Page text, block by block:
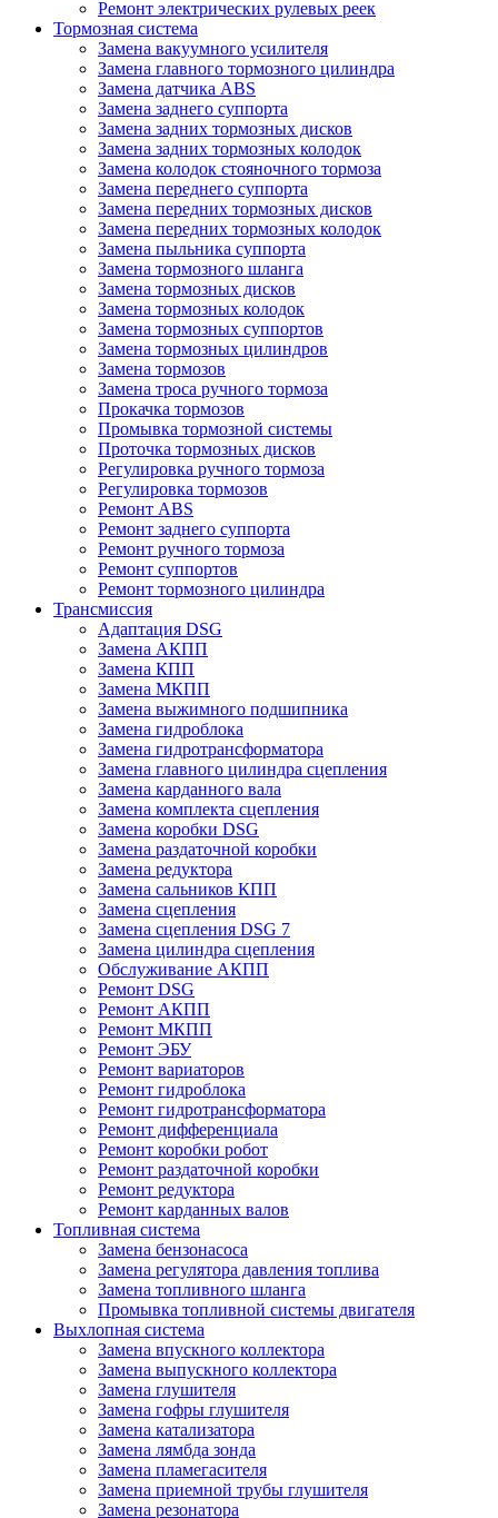
Ремонт электрических рулевых реек
Тормозная система
Замена вакуумного усилителя
Замена главного тормозного цилиндра
Замена датчика ABS
Замена заднего суппорта
Замена задних тормозных дисков
Замена задних тормозных колодок
Замена колодок стояночного тормоза
Замена переднего суппорта
Замена передних тормозных дисков
Замена передних тормозных колодок
Замена пыльника суппорта
Замена тормозного шланга
Замена тормозных дисков
Замена тормозных колодок
Замена тормозных суппортов
Замена тормозных цилиндров
Замена тормозов
Замена троса ручного тормоза
Прокачка тормозов
Промывка тормозной системы
Проточка тормозных дисков
Регулировка ручного тормоза
Регулировка тормозов
Ремонт ABS
Ремонт заднего суппорта
Ремонт ручного тормоза
Ремонт суппортов
Ремонт тормозного цилиндра
Трансмиссия
Адаптация DSG
Замена АКПП
Замена КПП
Замена МКПП
Замена выжимного подшипника
Замена гидроблока
Замена гидротрансформатора
Замена главного цилиндра сцепления
Замена карданного вала
Замена комплекта сцепления
Замена коробки DSG
Замена раздаточной коробки
Замена редуктора
Замена сальников КПП
Замена сцепления
Замена сцепления DSG 7
Замена цилиндра сцепления
Обслуживание АКПП
Ремонт DSG
Ремонт АКПП
Ремонт МКПП
Ремонт ЭБУ
Ремонт вариаторов
Ремонт гидроблока
Ремонт гидротрансформатора
Ремонт дифференциала
Ремонт коробки робот
Ремонт раздаточной коробки
Ремонт редуктора
Ремонт карданных валов
Топливная система
Замена бензонасоса
Замена регулятора давления топлива
Замена топливного шланга
Промывка топливной системы двигателя
Выхлопная система
Замена впускного коллектора
Замена выпускного коллектора
Замена глушителя
Замена гофры глушителя
Замена катализатора
Замена лямбда зонда
Замена пламегасителя
Замена приемной трубы глушителя
Замена резонатора